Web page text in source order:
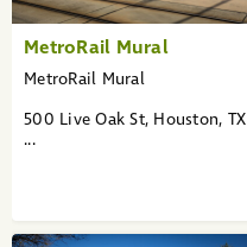
MetroRail Mural
MetroRail Mural
500 Live Oak St, Houston, TX
...